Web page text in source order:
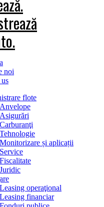
noi
flote
Anvelope
Asigurări
Carburanţi
Tehnologie
Monitorizare și aplicații
Service
Fiscalitate
Juridic
Leasing operaţional
Leasing financiar